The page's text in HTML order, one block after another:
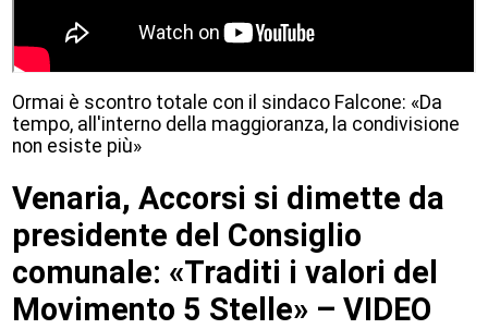
Ormai è scontro totale con il sindaco Falcone: «Da
tempo, all'interno della maggioranza, la condivisione
non esiste più»
Venaria, Accorsi si dimette da
presidente del Consiglio
comunale: «Traditi i valori del
Movimento 5 Stelle» – VIDEO